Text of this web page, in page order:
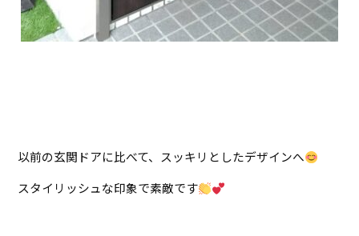
以前の玄関ドアに比べて、スッキリとしたデザインへ
スタイリッシュな印象で素敵です